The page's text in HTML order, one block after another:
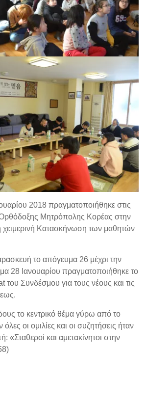
2018 πραγματοποιήθηκε στις
Ορθόδοξης Μητρόπολης Κορέας στην
Κατασκήνωση των μαθητών
το απόγευμα 26 μέχρι την
28 Ιανουαρίου πραγματοποιήθηκε το
του Συνδέσμου για τους νέους και τις
το κεντρικό θέμα γύρω από το
οι ομιλίες και οι συζητήσεις ήταν
«Σταθεροί και αμετακίνητοι στην